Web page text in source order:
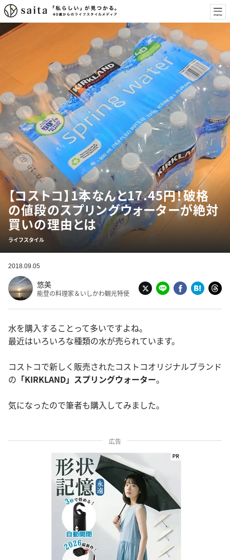
【コストコ】1本なんと17.45円！破格
の値段のスプリングウォーターが絶対
買いの理由とは
ライフスタイル
2018.09.05
悠美
能登の料理家＆いしかわ観光特使
水を購入することって多いですよね。
最近はいろいろな種類の水が売られています。
コストコで新しく販売されたコストコオリジナルブランド
の 「KIRKLAND」スプリングウォーター。
気になったので筆者も購入してみました。
広告